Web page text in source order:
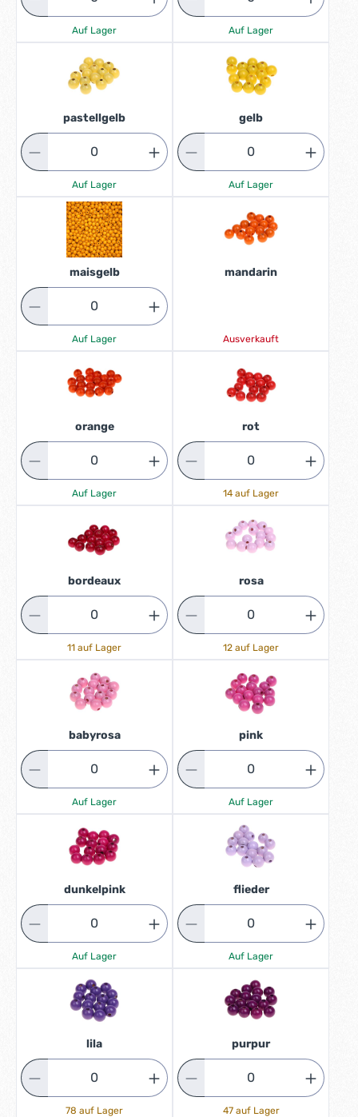
Auf Lager Auf Lager
pastellgelb
Auf Lager
gelb
Auf Lager
maisgelb
Auf Lager
mandarin
Ausverkauft
orange
Auf Lager
rot
14 auf Lager
bordeaux
11 auf Lager
rosa
12 auf Lager
babyrosa
Auf Lager
pink
Auf Lager
dunkelpink
Auf Lager
flieder
Auf Lager
lila
78 auf Lager
purpur
47 auf Lager